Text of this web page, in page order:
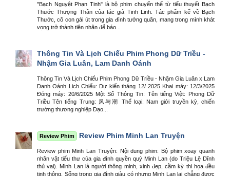
"Bạch Nguyệt Phạn Tinh" là bộ phim chuyển thể từ tiểu thuyết Bạch
Thước Thượng Thần của tác giả Tinh Linh. Tác phẩm kể về Bạch
Thước, cô con gái út trong gia đình tướng quân, mang trong mình khát
vọng trở thành tiên nhân để báo...
Thông Tin Và Lịch Chiếu Phim Phong Dữ Triều -
Nhậm Gia Luân, Lam Danh Oánh
Thông Tin Và Lịch Chiếu Phim Phong Dữ Triều - Nhậm Gia Luân x Lam
Danh Oánh Lịch Chiếu: Dự kiến tháng 12/ 2025 Khai máy: 12/3/2025
Đóng máy: 20/6/2025 Một Số Thông Tin: Tên tiếng Việt: Phong Dữ
Triều Tên tiếng Trung: 风与潮 Thể loại: Nam giới truyền kỳ, chiến
trường thương nghiệp Đạo...
Review Phim Review Phim Minh Lan Truyện
Review phim Minh Lan Truyện: Nội dung phim: Bộ phim xoay quanh
nhân vật tiểu thư của gia đình quyền quý Minh Lan (do Triệu Lệ Dĩnh
thủ vai). Minh Lan là người thông minh, xinh đẹp, cầm kỳ thi họa đều
tinh thông. Sống trong gia đình giàu có nhưng Minh Lan lại chẳng được